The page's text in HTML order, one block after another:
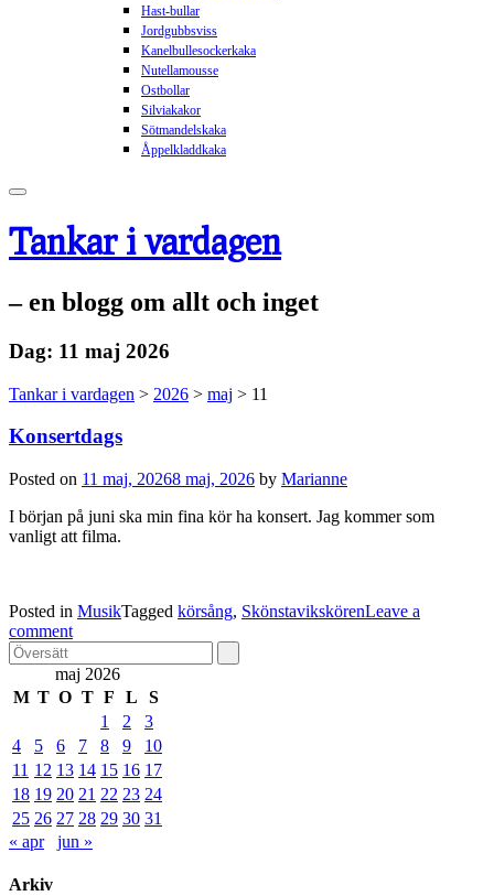
Hast-bullar
Jordgubbsviss
Kanelbullesockerkaka
Nutellamousse
Ostbollar
Silviakakor
Sötmandelskaka
Åppelkladdkaka
Tankar i vardagen
– en blogg om allt och inget
Dag: 11 maj 2026
Tankar i vardagen > 2026 > maj > 11
Konsertdags
Posted on 11 maj, 20268 maj, 2026 by Marianne
I början på juni ska min fina kör ha konsert. Jag kommer som
vanligt att filma.
Posted in MusikTagged körsång, SkönstavikskörenLeave a
comment
maj 2026
M T O T F L
S
1
2
3
4
5 6 7 8 9
10
11 12 13 14 15 16 17
18 19 20 21 22 23 24
25 26 27 28 29 30 31
« apr
jun »
Arkiv